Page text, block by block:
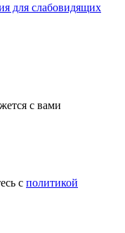
для слабовидящих
с вами
с политикой